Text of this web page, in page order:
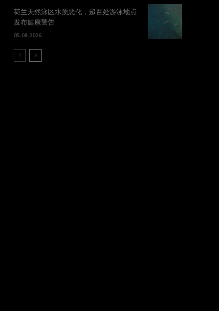
荷兰天然泳区水质恶化，超百处游泳地点
发布健康警告
05-08-2026